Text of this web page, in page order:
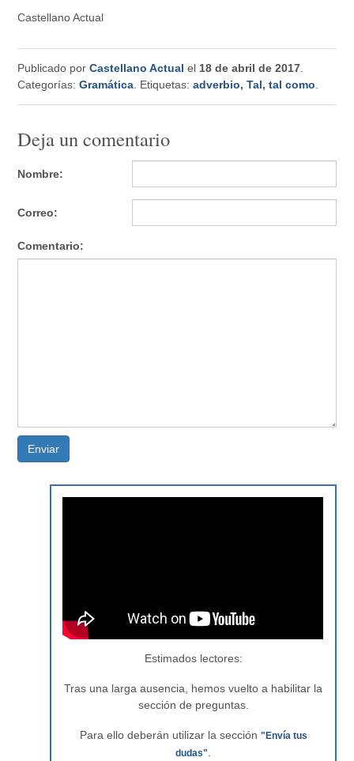
Castellano Actual
Publicado porCastellano Actual el 18 de abril de 2017
Categorías:Gramática . Etiquetas:adverbio,Tal,tal como
Deja un comentario
Nombre:
Correo:
Comentario:
Enviar
Estimados lectores:
Tras una larga ausencia, hemos vuelto a habilitar la
sección de preguntas.
Para ello deberán utilizar la sección "Envía tus
dudas"